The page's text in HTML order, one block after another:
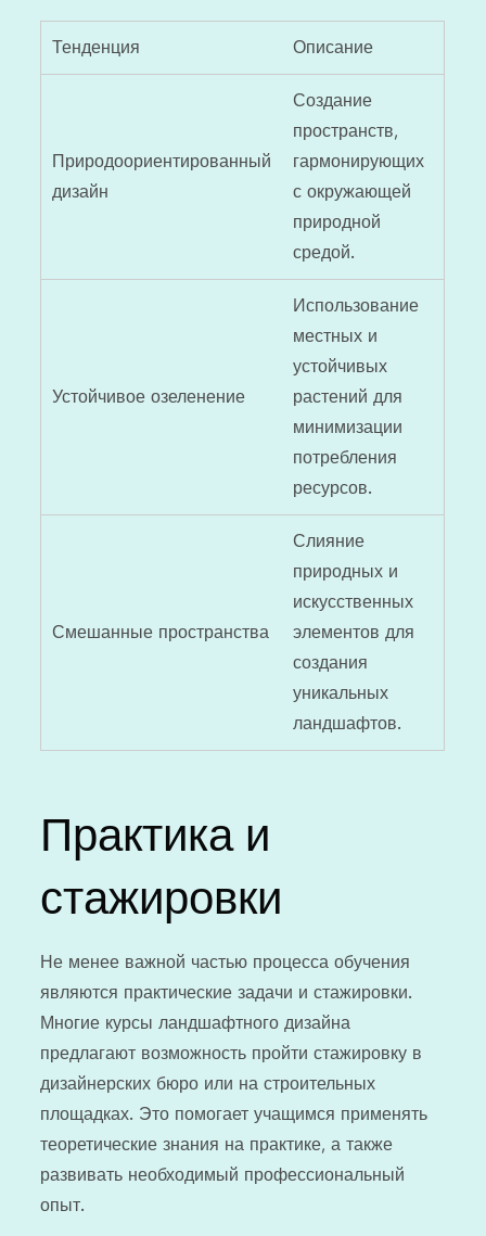
Тенденция Описание
Природоориентированный
дизайн
Создание
пространств,
гармонирующих
с окружающей
природной
средой.
Устойчивое озеленение
Использование
местных и
устойчивых
растений для
минимизации
потребления
ресурсов.
Смешанные пространства
Слияние
природных и
искусственных
элементов для
создания
уникальных
ландшафтов.
Практика и
стажировки
Не менее важной частью процесса обучения
являются практические задачи и стажировки.
Многие курсы ландшафтного дизайна
предлагают возможность пройти стажировку в
дизайнерских бюро или на строительных
площадках. Это помогает учащимся применять
теоретические знания на практике, а также
развивать необходимый профессиональный
опыт.